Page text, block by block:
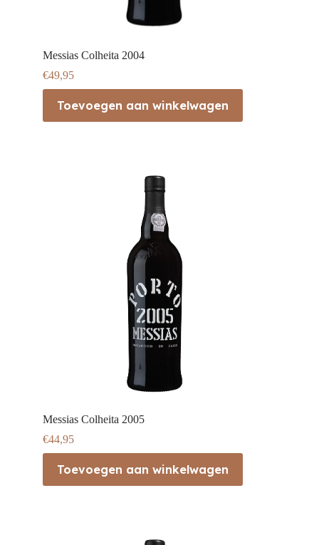
Messias Colheita 2004
€49,95
Toevoegen aan winkelwagen
Messias Colheita 2005
€44,95
Toevoegen aan winkelwagen